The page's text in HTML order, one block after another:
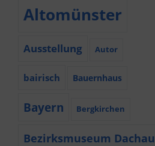
Altomünster
Ausstellung Autor
bairisch Bauernhaus
Bayern Bergkirchen
Bezirksmuseum Dachau